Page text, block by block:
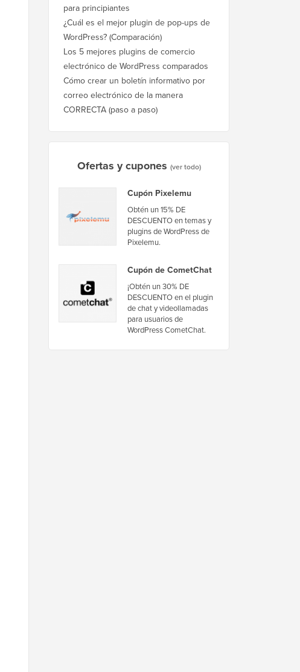
para principiantes
¿Cuál es el mejor plugin de pop-ups de
WordPress? (Comparación)
Los 5 mejores plugins de comercio
electrónico de WordPress comparados
Cómo crear un boletín informativo por
correo electrónico de la manera
CORRECTA (paso a paso)
Ofertas y cupones (ver todo)
Cupón Pixelemu
Obtén un 15% DE
DESCUENTO en temas y
plugins de WordPress de
Pixelemu.
Cupón de CometChat
¡Obtén un 30% DE
DESCUENTO en el plugin
de chat y videollamadas
para usuarios de
WordPress CometChat.